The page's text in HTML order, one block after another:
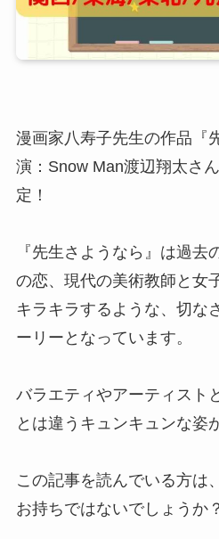
漫画家八寿子先生の作品『
演：Snow Man渡辺翔太さ
定！
『先生さようなら』は過去
の恋、現代の美術教師と女
キラキラするような、切な
ーリーとなっています。
バラエティやアーティスト
とは違うキュンキュンな姿
この記事を読んでいる方は
お持ちではないでしょうか？